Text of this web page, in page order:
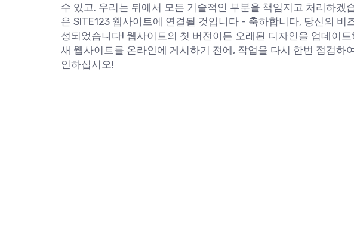
수 있고, 우리는 뒤에서 모든 기술적인 부분을 책임지고 처리하겠
은 SITE123 웹사이트에 연결될 것입니다 - 축하합니다, 당신의 비
성되었습니다! 웹사이트의 첫 버전이든 오래된 디자인을 업데이
새 웹사이트를 온라인에 게시하기 전에, 작업을 다시 한번 점검하
인하십시오!